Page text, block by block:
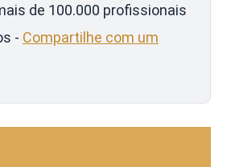
de 100.000 profissionais
- Compartilhe com um